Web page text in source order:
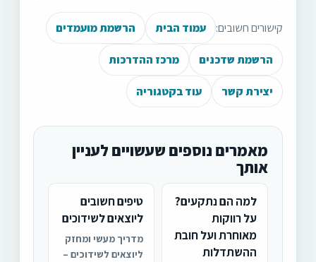
קישורים חשובים: עמוד הבית הרשמת מועמדים
הרשמת שדכנים מרכז ההדרכות
יצירת קשר עוד בקטגוריה
מאמרים נוספים שעשויים לעניין
אותך
למה הם נתקעים?
על רווקות
מאוחרת ועל חובת
ההשתדלות
טיפים חשובים
ליוצאים לשידוכים
מדריך מעשי ומחזק
ליוצאים לשידוכים –